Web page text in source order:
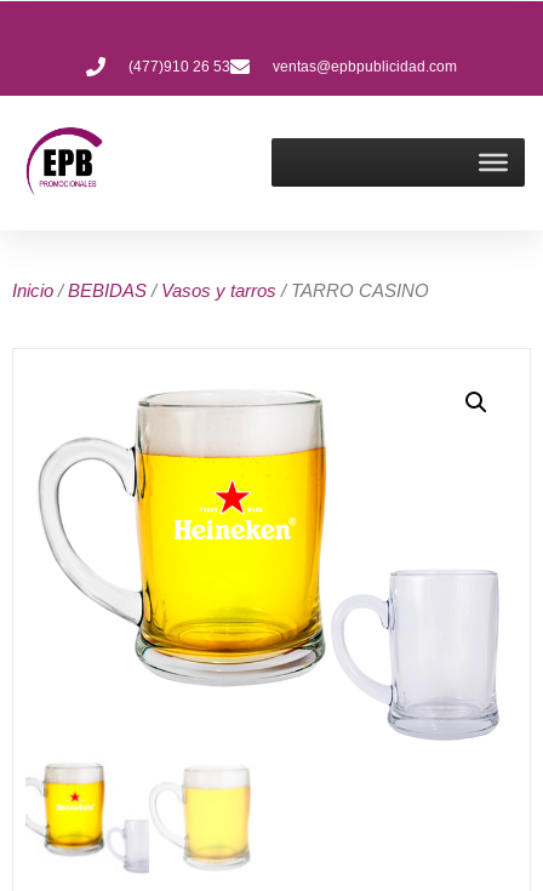
(477)910 26 53 ventas@epbpublicidad.com
Inicio /BEBIDAS /Vasos y tarros / TARRO CASINO